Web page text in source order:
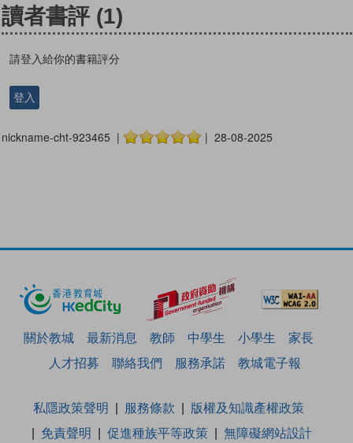
讀者書評 (1)
請登入給你的書籍評分
登入
nickname-cht-923465 | | 28-08-2025
關於教城 最新消息 教師 中學生 小學生
家長
人才招募
聯絡我們 服務承諾 教城電子報
私隱政策聲明 服務條款
版權及知識產權政策
免責聲明
促進種族平等政策 無障礙網站設計